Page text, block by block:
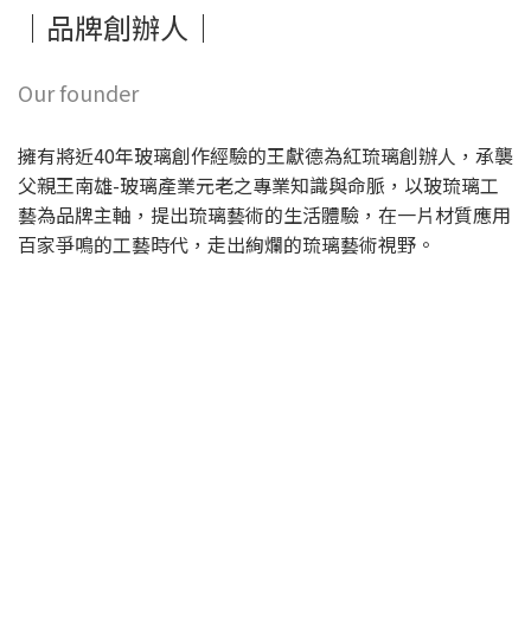
｜品牌創辦人｜
Our founder
擁有將近40年玻璃創作經驗的王獻德為紅琉璃創辦人，承襲
父親王南雄-玻璃產業元老之專業知識與命脈，以玻琉璃工
藝為品牌主軸，提出琉璃藝術的生活體驗，在一片材質應用
百家爭鳴的工藝時代，走出絢爛的琉璃藝術視野。